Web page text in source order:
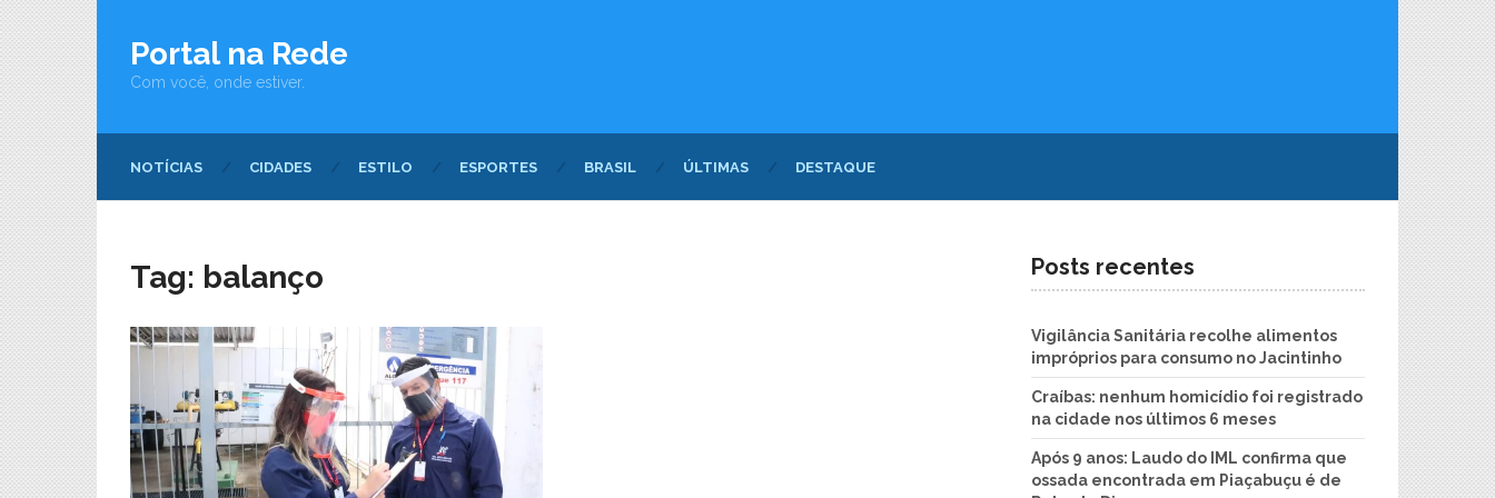
Portal na Rede
Com você, onde estiver.
NOTÍCIAS CIDADES ESTILO ESPORTES BRASIL ÚLTIMAS DESTAQUE
Tag: balanço Posts recentes
Vigilância Sanitária recolhe alimentos
impróprios para consumo no Jacintinho
Craíbas: nenhum homicídio foi registrado
na cidade nos últimos 6 meses
Após 9 anos: Laudo do IML confirma que
ossada encontrada em Piaçabuçu é de